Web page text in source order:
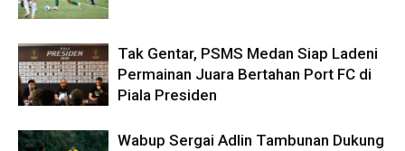
Tak Gentar, PSMS Medan Siap Ladeni
Permainan Juara Bertahan Port FC di
Piala Presiden
Wabup Sergai Adlin Tambunan Dukung